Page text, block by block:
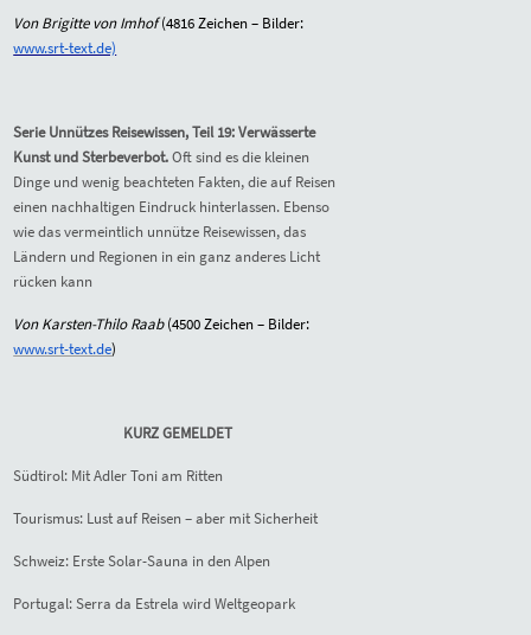
Von Brigitte von Imhof(4816Zeichen – Bilder:
www.srt-text.de)
Serie Unnützes Reisewissen, Teil 19: Verwässerte
Kunst und Sterbeverbot.Oft sind es die kleinen
Dinge und wenig beachteten Fakten, die auf Reisen
einen nachhaltigen Eindruck hinterlassen. Ebenso
wie das vermeintlich unnütze Reisewissen, das
Ländern und Regionen in ein ganz anderes Licht
rücken kann
Von Karsten-Thilo Raab(4500Zeichen – Bilder:
www.srt-text.de)
KURZ GEMELDET
Südtirol: Mit Adler Toni am Ritten
Tourismus: Lust auf Reisen – aber mit Sicherheit
Schweiz: Erste Solar-Sauna in den Alpen
Portugal: Serra da Estrela wird Weltgeopark